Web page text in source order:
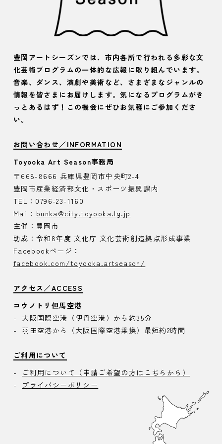
豊岡アートシーズンでは、市内各所で行われる多彩な文
化芸術プログラムの一体的な広報に取り組んでいます。
音楽、ダンス、演劇や美術など、さまざまなジャンルの
情報を皆さまにお届けします。気になるプログラムがき
っとあるはず！この機会にぜひお気軽にご参加くださ
い。
お問い合わせ／INFORMATION
Toyooka Art Season事務局
〒668-8666 兵庫県豊岡市中央町2-4
豊岡市産業経済部文化・スポーツ振興課内
TEL：0796-23-1160
Mail： bunka@city.toyooka.lg.jp
主催：豊岡市
助成：令和8年度 文化庁 文化芸術創造拠点形成事業
Facebookページ：
facebook.com/toyooka.artseason/
アクセス／ACCESS
コウノトリ但馬空港
大阪国際空港（伊丹空港）から約35分
羽田空港から（大阪国際空港乗換）最短約2時間
ご利用について
ご利用について（申請ご希望の方はこちらから）
プライバシーポリシー